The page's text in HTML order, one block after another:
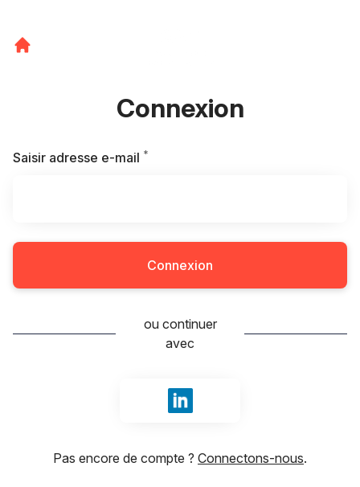
Connexion
Saisir adresse e-mail *
Connexion
ou continuer
avec
Se connecter avec LinkedIn
Pas encore de compte ? Connectons-nous.